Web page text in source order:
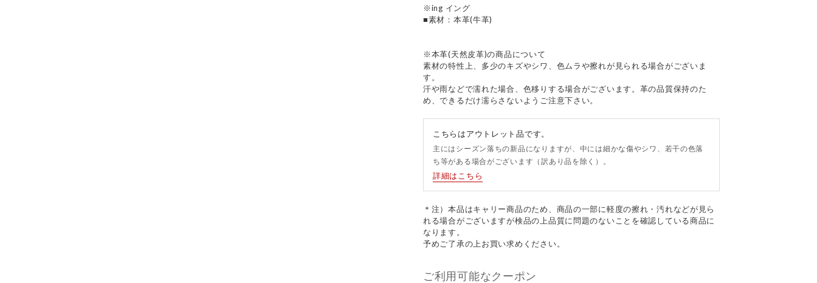
※ing イング
■素材：本革(牛革)
※本革(天然皮革)の商品について
素材の特性上、多少のキズやシワ、色ムラや擦れが見られる場合がございま
す。
汗や雨などで濡れた場合、色移りする場合がございます。革の品質保持のた
め、できるだけ濡らさないようご注意下さい。
こちらはアウトレット品です。
主にはシーズン落ちの新品になりますが、中には細かな傷やシワ、若干の色落
ち等がある場合がございます（訳あり品を除く）。
詳細はこちら
＊注）本品はキャリー商品のため、商品の一部に軽度の擦れ・汚れなどが見ら
れる場合がございますが検品の上品質に問題のないことを確認している商品に
なります。
予めご了承の上お買い求めください。
ご利用可能なクーポン